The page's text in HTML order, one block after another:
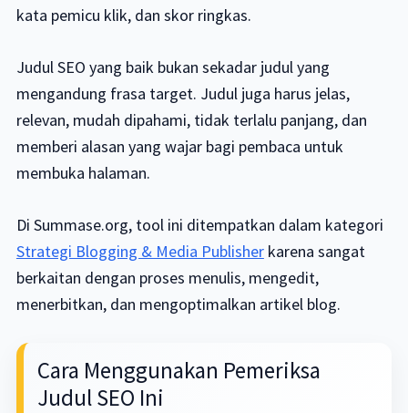
kata pemicu klik, dan skor ringkas.
Judul SEO yang baik bukan sekadar judul yang
mengandung frasa target. Judul juga harus jelas,
relevan, mudah dipahami, tidak terlalu panjang, dan
memberi alasan yang wajar bagi pembaca untuk
membuka halaman.
Di Summase.org, tool ini ditempatkan dalam kategori
Strategi Blogging & Media Publisherkarena sangat
berkaitan dengan proses menulis, mengedit,
menerbitkan, dan mengoptimalkan artikel blog.
Cara Menggunakan Pemeriksa
Judul SEO Ini